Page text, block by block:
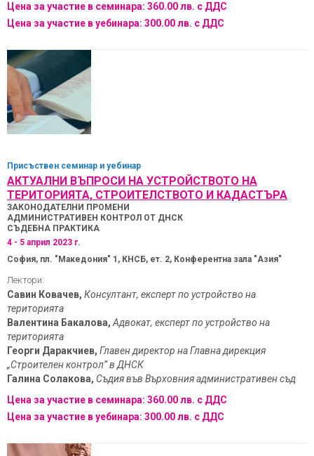
Цена за участие в семинара: 360.00 лв. с ДДС
Цена за участие в уебинара: 300.00 лв. с ДДС
Присъствен семинар и уебинар
АКТУАЛНИ ВЪПРОСИ НА УСТРОЙСТВОТО НА
ТЕРИТОРИЯТА, СТРОИТЕЛСТВОТО И КАДАСТЪРА
ЗАКОНОДАТЕЛНИ ПРОМЕНИ
АДМИНИСТРАТИВЕН КОНТРОЛ ОТ ДНСК
СЪДЕБНА ПРАКТИКА
4 - 5 април 2023 г.
София, пл. "Македония" 1, КНСБ, ет. 2, Конферентна зала "Азия"
Лектори:
Савин Ковачев, Консултант, експерт по устройство на
територията
Валентина Бакалова, Адвокат, експерт по устройство на
територията
Георги Даракчиев, Главен директор на Главна дирекция
„Строителен контрол“ в ДНСК
Галина Солакова, Съдия във Върховния административен съд
Цена за участие в семинара: 360.00 лв. с ДДС
Цена за участие в уебинара: 300.00 лв. с ДДС